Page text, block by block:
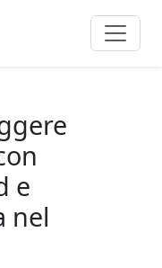
e
nel